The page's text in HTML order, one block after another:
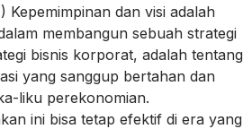
Kepemimpinan dan visi adalah
membangun sebuah strategi
bisnis korporat, adalah tentang
yang sanggup bertahan dan
liku perekonomian.
ini bisa tetap efektif di era yang